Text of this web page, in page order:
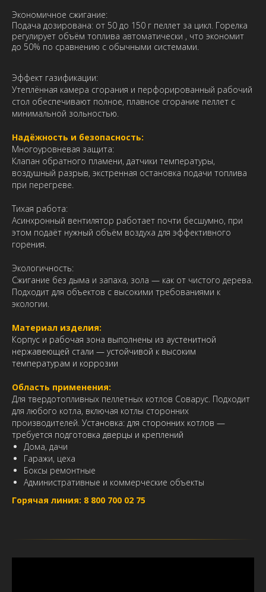
Экономичное сжигание:
Подача дозирована: от 50 до 150 г пеллет за цикл. Горелка
регулирует объём топлива автоматически , что экономит
до 50% по сравнению с обычными системами.
Эффект газификации:
Утеплённая камера сгорания и перфорированный рабочий
стол обеспечивают полное, плавное сгорание пеллет с
минимальной зольностью.
Надёжность и безопасность:
Многоуровневая защита:
Клапан обратного пламени, датчики температуры,
воздушный разрыв, экстренная остановка подачи топлива
при перегреве.
Тихая работа:
Асинхронный вентилятор работает почти бесшумно, при
этом подаёт нужный объём воздуха для эффективного
горения.
Экологичность:
Сжигание без дыма и запаха, зола — как от чистого дерева.
Подходит для объектов с высокими требованиями к
экологии.
Материал изделия:
Корпус и рабочая зона выполнены из аустенитной
нержавеющей стали — устойчивой к высоким
температурам и коррозии
Область применения:
Для твердотопливных пеллетных котлов Соварус. Подходит
для любого котла, включая котлы сторонних
производителей. Установка: для сторонних котлов —
требуется подготовка дверцы и креплений
Дома, дачи
Гаражи, цеха
Боксы ремонтные
Административные и коммерческие объекты
Горячая линия: 8 800 700 02 75